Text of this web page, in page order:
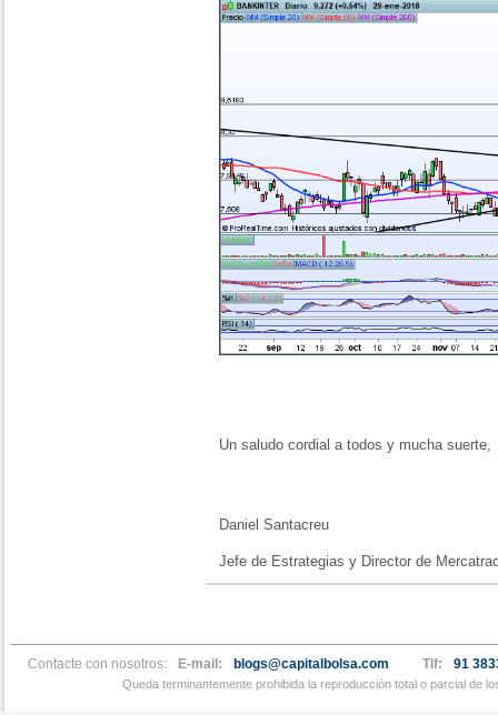
Un saludo cordial a todos y mucha suerte,
Daniel Santacreu
Jefe de Estrategias y Director de
Contacte con nosotros: E-mail: blogs@capitalbolsa.com Tlf: 91
Queda terminantemente prohibida la reproducción total o parcial de